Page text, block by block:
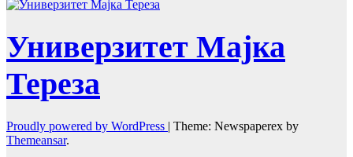
Универзитет Мајка
Тереза
Proudly powered by WordPress | Theme: Newspaperex by
Themeansar.